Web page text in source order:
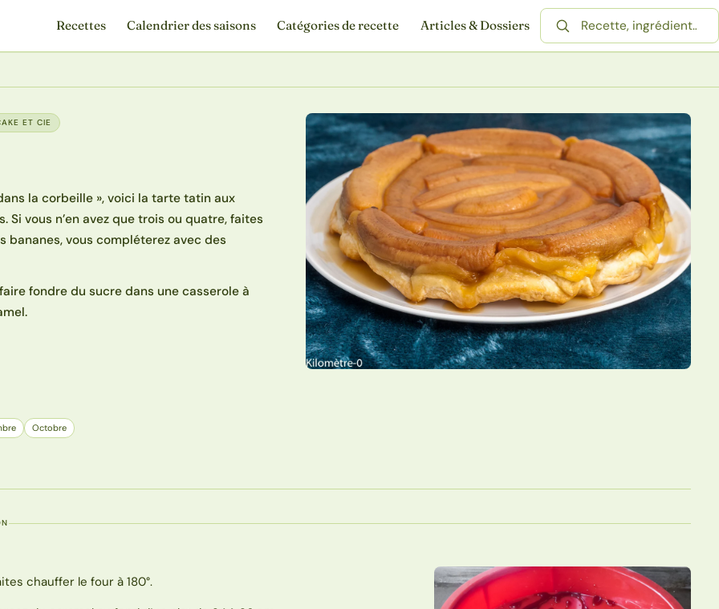
Recettes Calendrier des saisons Catégories de recette Articles & Dossiers
Rechercher une recette
ET CIE
la corbeille », voici la tarte tatin aux
vous n’en avez que trois ou quatre, faites
bananes, vous compléterez avec des
fondre du sucre dans une casserole à
Octobre
chauffer le four à 180°.